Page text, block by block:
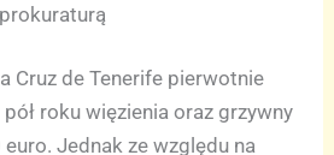
Cruz de Tenerife pierwotnie
roku więzienia oraz grzywny
Jednak ze względu na